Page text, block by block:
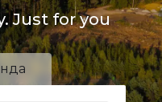
Just for you